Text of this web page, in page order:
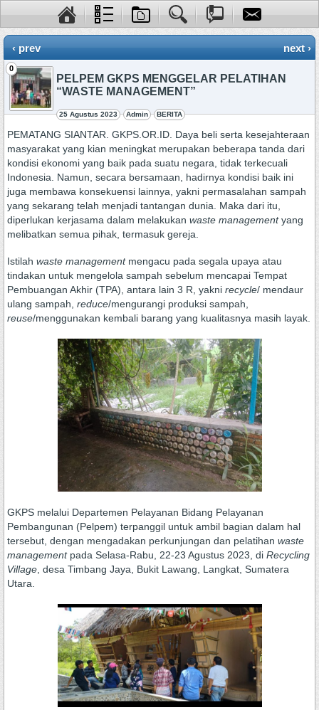
‹ prev next ›
0
PELPEM GKPS MENGGELAR PELATIHAN
“WASTE MANAGEMENT”
25 Agustus 2023 Admin BERITA
PEMATANG SIANTAR. GKPS.OR.ID. Daya beli serta kesejahteraan
masyarakat yang kian meningkat merupakan beberapa tanda dari
kondisi ekonomi yang baik pada suatu negara, tidak terkecuali
Indonesia. Namun, secara bersamaan, hadirnya kondisi baik ini
juga membawa konsekuensi lainnya, yakni permasalahan sampah
yang sekarang telah menjadi tantangan dunia. Maka dari itu,
diperlukan kerjasama dalam melakukan waste managementyang
melibatkan semua pihak, termasuk gereja.
Istilah waste management mengacu pada segala upaya atau
tindakan untuk mengelola sampah sebelum mencapai Tempat
Pembuangan Akhir (TPA), antara lain 3 R, yakni recycle/ mendaur
ulang sampah, reduce/mengurangi produksi sampah,
reuse/menggunakan kembali barang yang kualitasnya masih layak.
GKPS melalui Departemen Pelayanan Bidang Pelayanan
Pembangunan (Pelpem) terpanggil untuk ambil bagian dalam hal
tersebut, dengan mengadakan perkunjungan dan pelatihan waste
management pada Selasa-Rabu, 22-23 Agustus 2023, di Recycling
Village, desa Timbang Jaya, Bukit Lawang, Langkat, Sumatera
Utara.